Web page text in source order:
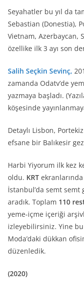
Seyahatler bu yıl da
Sebastian (Donestia),
Vietnam, Azerbaycan,
özellike ilk 3 ayı son
Salih Seçkin Sevinç,
zamanda Odatv’de
yazmaya başladı.
köşesinde
Detaylı Lisbon,
efsane bir Balıkesir
Harbi Yiyorum ilk kez
oldu. KRT
İstanbul’da semt semt
aradık. Toplam 110
yeme-içme içeriği
izleyebilirsiniz. Yine bu
Moda’daki dükkan
düzenledik.
(2020)